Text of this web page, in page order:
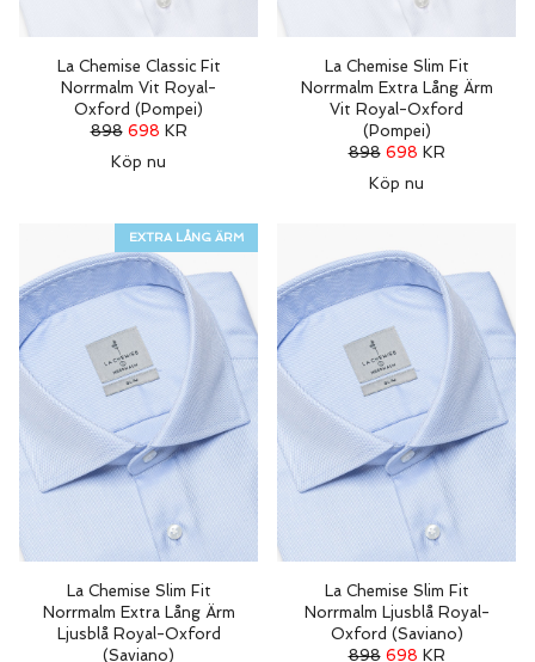
La Chemise Classic Fit
Norrmalm Vit Royal-
Oxford (Pompei)
898 698 KR
Köp nu
La Chemise Slim Fit
Norrmalm Extra Lång Ärm
Vit Royal-Oxford
(Pompei)
898 698 KR
Köp nu
EXTRA LÅNG ÄRM
La Chemise Slim Fit
Norrmalm Extra Lång Ärm
Ljusblå Royal-Oxford
(Saviano)
La Chemise Slim Fit
Norrmalm Ljusblå Royal-
Oxford (Saviano)
898 698 KR